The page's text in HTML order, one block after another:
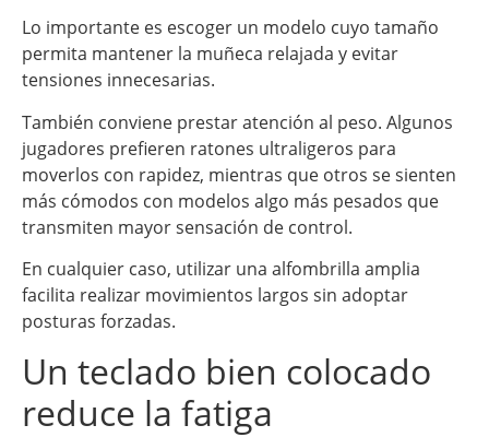
Lo importante es escoger un modelo cuyo tamaño
permita mantener la muñeca relajada y evitar
tensiones innecesarias.
También conviene prestar atención al peso. Algunos
jugadores prefieren ratones ultraligeros para
moverlos con rapidez, mientras que otros se sienten
más cómodos con modelos algo más pesados que
transmiten mayor sensación de control.
En cualquier caso, utilizar una alfombrilla amplia
facilita realizar movimientos largos sin adoptar
posturas forzadas.
Un teclado bien colocado
reduce la fatiga